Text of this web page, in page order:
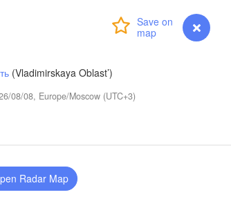
myVentusky Forecast
(Vladimirskaya Oblast’)
08/08, Europe/Moscow (UTC+3)
Radar Map